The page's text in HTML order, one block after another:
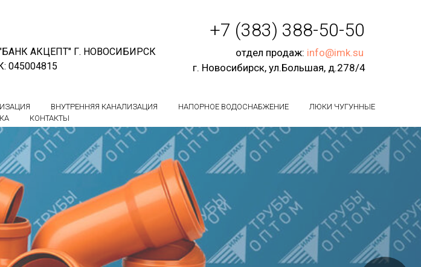
+7 (383) 388-50-50
г. Новосибирск, ул.Большая, д.278/4
отдел продаж: info@imk.su
"БАНК АКЦЕПТ" Г. НОВОСИБИРСК
045004815
ВНУТРЕННЯЯ КАНАЛИЗАЦИЯ НАПОРНОЕ ВОДОСНАБЖЕНИЕ
ЛЮКИ ЧУГУННЫЕ
КОНТАКТЫ